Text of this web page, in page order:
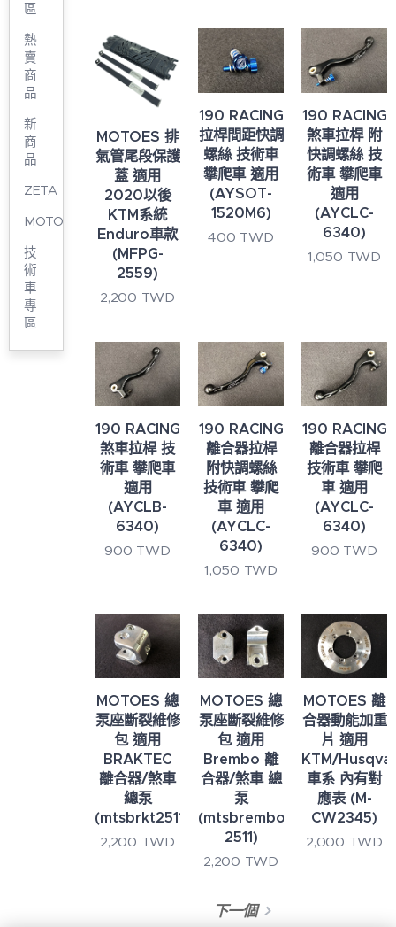
區
熱
賣
商
品
新
商
品
ZETA
MOTOES
技
術
車
專
區
MOTOES 排
氣管尾段保護
蓋 適用
2020以後
KTM系統
Enduro車款
(MFPG-
2559)
2,200 TWD
190 RACING
拉桿間距快調
螺絲 技術車
攀爬車 適用
(AYSOT-
1520M6)
400 TWD
190 RACING
煞車拉桿 附
快調螺絲 技
術車 攀爬車
適用
(AYCLC-
6340)
1,050 TWD
190 RACING
煞車拉桿 技
術車 攀爬車
適用
(AYCLB-
6340)
900 TWD
190 RACING
離合器拉桿
附快調螺絲
技術車 攀爬
車 適用
(AYCLC-
6340)
1,050 TWD
190 RACING
離合器拉桿
技術車 攀爬
車 適用
(AYCLC-
6340)
900 TWD
MOTOES 總
泵座斷裂維修
包 適用
BRAKTEC
離合器/煞車
總泵
(mtsbrkt2511)
2,200 TWD
MOTOES 總
泵座斷裂維修
包 適用
Brembo 離
合器/煞車 總
泵
(mtsbrembo-
2511)
2,200 TWD
MOTOES 離
合器動能加重
片 適用
KTM/
車系 內有對
應表 (M-
CW2345)
2,000 TWD
下一個